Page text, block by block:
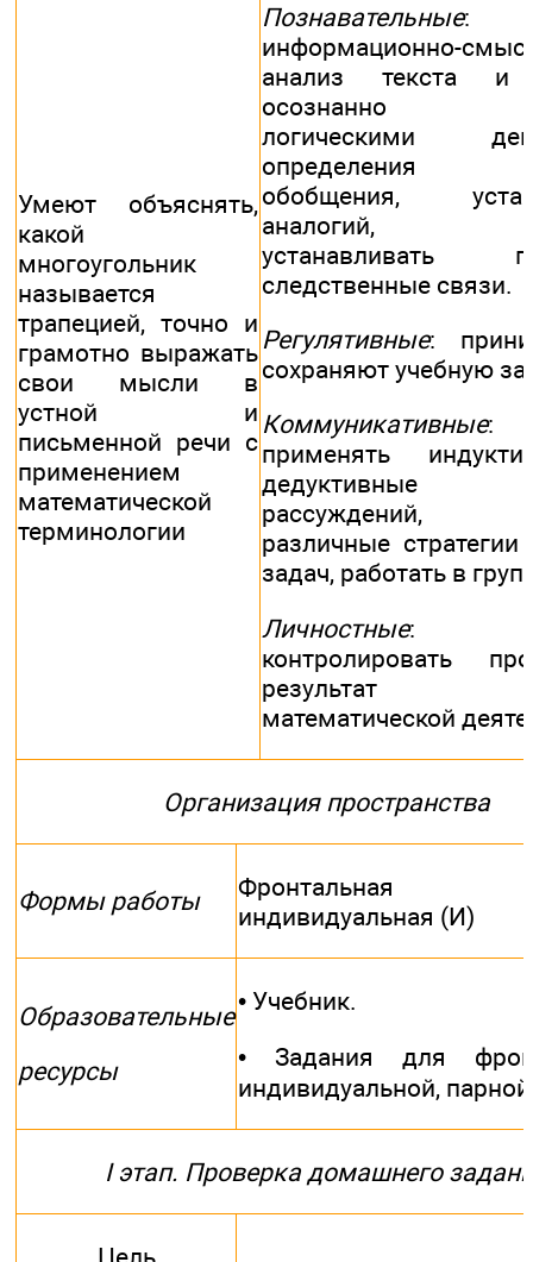
Умеют объяснять,
какой
многоугольник
называется
трапецией, точно и
грамотно выражать
свои мысли в
устной и
письменной речи с
применением
математической
терминологии
Познавательные:
информационно-
анализ текста и
осознанно
логическими
определения
обобщения,
аналогий,
устанавливать
следственные связи.
Регулятивные:
сохраняют учебную
Коммуникативные:
применять
дедуктивные
рассуждений,
различные
задач, работать в
Личностные:
контролировать
результат
математической
Организация пространства
Формы работы
индивидуальная (И)
Образовательные
ресурсы
• Учебник.
• Задания для
индивидуальной,
I этап. Проверка домашнего